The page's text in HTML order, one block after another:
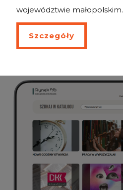
województwie małopolskim.
Szczegóły